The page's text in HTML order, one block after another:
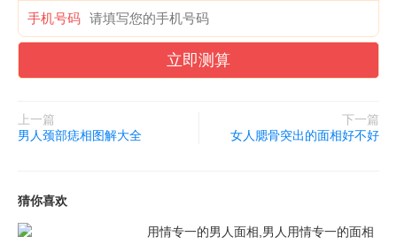
手机号码
立即测算
上一篇
男人颈部痣相图解大全
下一篇
女人腮骨突出的面相好不好
猜你喜欢
用情专一的男人面相,男人用情专一的面相